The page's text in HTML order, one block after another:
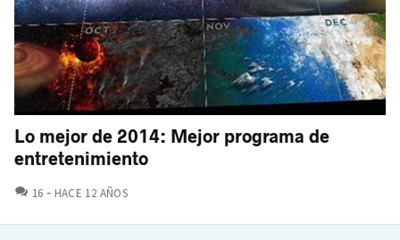
Lo mejor de 2014: Mejor programa de
entretenimiento
16 COMENTARIOS
HACE 12 AÑOS